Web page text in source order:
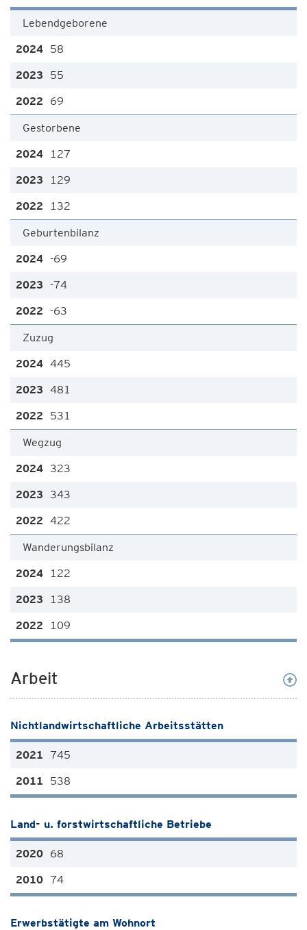
Lebendgeborene
58
55
69
Gestorbene
127
129
132
Geburtenbilanz
-69
-74
-63
Zuzug
445
481
531
Wegzug
323
343
422
Wanderungsbilanz
122
138
109
Arbeit
Nichtlandwirtschaftliche Arbeitsstätten
745
538
Land- u. forstwirtschaftliche Betriebe
68
74
Erwerbstätigte am Wohnort